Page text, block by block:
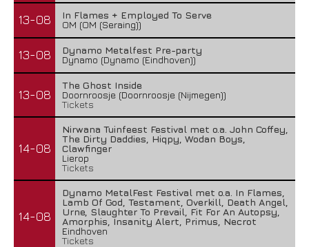
13-08
In Flames + Employed To Serve
OM (OM (Seraing))
13-08
Dynamo Metalfest Pre-party
Dynamo (Dynamo (Eindhoven))
13-08
The Ghost Inside
Doornroosje (Doornroosje (Nijmegen))
Tickets
14-08
Nirwana Tuinfeest Festival met o.a. John Coffey,
The Dirty Daddies, Hiqpy, Wodan Boys,
Clawfinger
Lierop
Tickets
14-08
Dynamo MetalFest Festival met o.a. In Flames,
Lamb Of God, Testament, Overkill, Death Angel,
Urne, Slaughter To Prevail, Fit For An Autopsy,
Amorphis, Insanity Alert, Primus, Necrot
Eindhoven
Tickets